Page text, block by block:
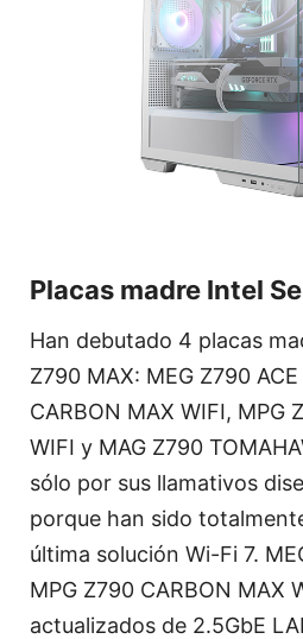
Placas madre Intel
Han debutado 4 placas
Z790 MAX: MEG Z790
CARBON MAX WIFI, MPG
WIFI y MAG Z790
sólo por sus llamativos
porque han sido
última solución Wi-Fi 7.
MPG Z790 CARBON MAX
actualizados de 2.5GbE